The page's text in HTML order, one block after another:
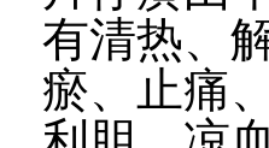
有清热、
瘀、止痛